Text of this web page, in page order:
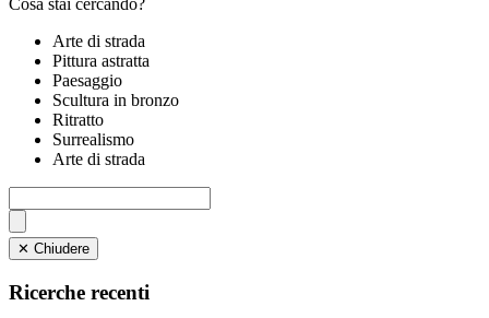
Cosa stai cercando?
Arte di strada
Pittura astratta
Paesaggio
Scultura in bronzo
Ritratto
Surrealismo
Arte di strada
✕ Chiudere
Ricerche recenti